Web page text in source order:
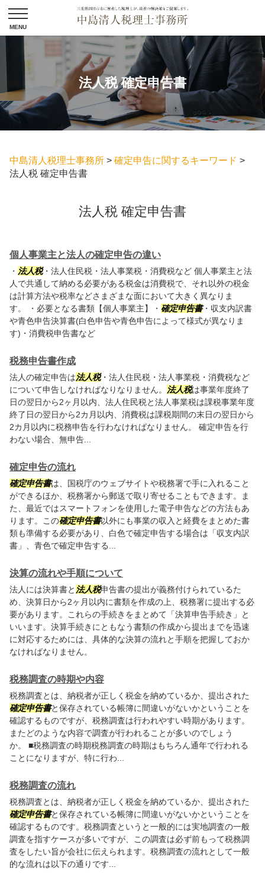
法人税 確定申告書
中島清人税理士事務所 > 確定申告に関するキーワード >
法人税 確定申告書
法人税 確定申告書
個人事業主と法人の確定申告の違い
・ 法人税・法人住民税・法人事業税・消費税など 個人事業主と法
人で共通して納める必要がある税金は消費税で、それ以外の税金
は計算方法や税率などさまざまな面において大きく異なりま
す。 ・必要となる書類【個人事業主】・ 確定申告書・収支内訳書
や青色申告決算書(白色申告や青色申告によって様式が異なりま
す)・消費税申告書など
税務申告書作成
法人の確定申告は法人税・法人住民税・法人事業税・消費税など
について申告しなければなりなりません。
法人税は事業年度終了
日の翌日から2ヶ月以内、法人住民税と法人事業税は課税事業年度
終了日の翌日から2カ月以内、消費税は課税期間の末日の翌日から
2カ月以内に税務申告を行わなければなりません。 確定申告を行
わない場合、無申告...
確定申告の流れ
確定申告書は、国税庁のウェブサイトや税務署で手に入れること
ができるほか、税務署から郵送で取り寄せることもできます。ま
た、最近ではスマートフォンを使用した電子申告などの方法もあ
ります。この確定申告書以外にも事業の収入と経費をまとめた書
類も準備する必要があり、白色で確定申告する場合は「収支内訳
書」、青色で確定申告する...
決算の流れや手順について
法人には決算書と 法人税申告書の提出が義務付けられているた
め、決算日から2ヶ月以内に書類を作成の上、税務署に提出する必
要があります。これらの手続きをまとめて「決算申告手続き」と
いいます。決算手続きにともなう書類の作成から提出までを迅速
に対応するためには、具体的な決算の流れと手順を把握しておか
なければなりません。
税務調査の時期や内容
税務調査とは、納税者が正しく税金を納めているか、提出された
確定申告書と保存されている帳簿に間違いがないかということを
確認するものですが、税務調査は行われやすい時期があります。
またどのような内容で調査が行われることが多いのでしょう
か。 ■税務調査の時期税務調査の時期はもちろん通年で行われる
ことになりますが、特に行わ...
税務調査の流れ
税務調査とは、納税者が正しく税金を納めているか、提出された
確定申告書と保存されている帳簿に間違いがないかということを
確認するものです。税務調査というと一般的には実地調査の一般
調査を指すケースが多いですが、この調査は必ず前もって税務調
査をしたい旨が会社に伝えられます。税務調査の流れとして一般
的な流れは以下の通りです...